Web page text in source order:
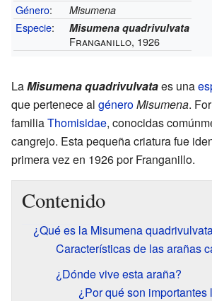
Género: Misumena
Especie: Misumena quadrivulvata
Franganillo, 1926
LaMisumena quadrivulvataes una
que pertenece al géneroMisumena.
familiaThomisidae, conocidas
cangrejo. Esta pequeña criatura fue
primera vez en 1926 por Franganillo.
Contenido
¿Qué es la Misumena
Características de las arañas
¿Dónde vive esta araña?
¿Por qué son importantes